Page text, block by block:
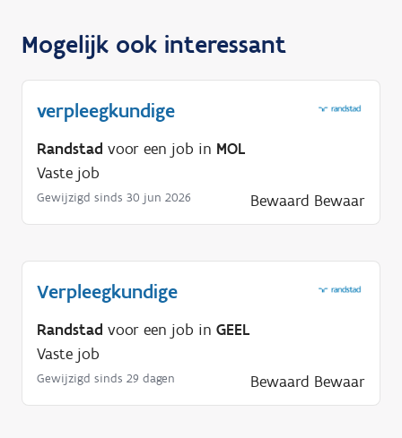
Mogelijk ook interessant
verpleegkundige
Randstad voor een job in MOL
Vaste job
Gewijzigd sinds 30 jun 2026 Bewaard Bewaar
Verpleegkundige
Randstad voor een job in GEEL
Vaste job
Gewijzigd sinds 29 dagen Bewaard Bewaar